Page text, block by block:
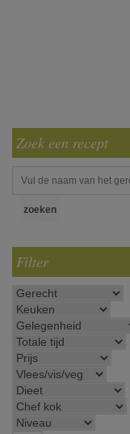
Zoek een recept
Filter